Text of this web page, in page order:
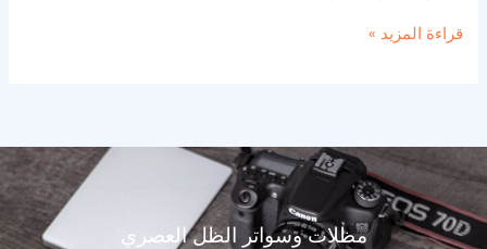
قراءة المزيد »
مظلات وسواتر الظل العصري